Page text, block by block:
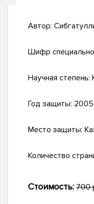
Автор:
Шифр
Научная степень:
Год защиты: 2005
Место защиты:
Количество
Стоимость: 700